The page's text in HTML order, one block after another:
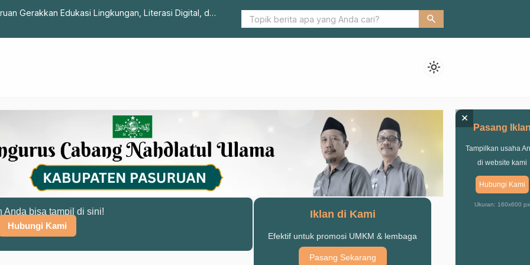
Gerakkan Edukasi Lingkungan, Literasi Digital, dan
RAPINWIL II IPNU Jatim, Gus Mujib Ajak Pelajar Jadi Kassyajarotin Thoyyibatin
search
light_mode
Anda bisa tampil di sini!
Hubungi Kami
Iklan di Kami
Efektif untuk promosi UMKM & lembaga
Pasang Sekarang
Pasang
Tampilkan usaha
di website kami
Hubungi Kami
Ukuran: 160x600 px
×